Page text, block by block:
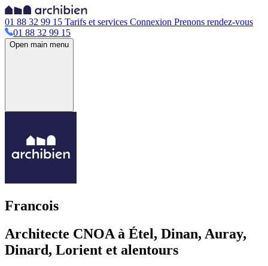
01 88 32 99 15 Tarifs et services Connexion Prenons rendez-vous
01 88 32 99 15
Open main menu
Francois
Architecte CNOA à Étel, Dinan, Auray,
Dinard, Lorient et alentours